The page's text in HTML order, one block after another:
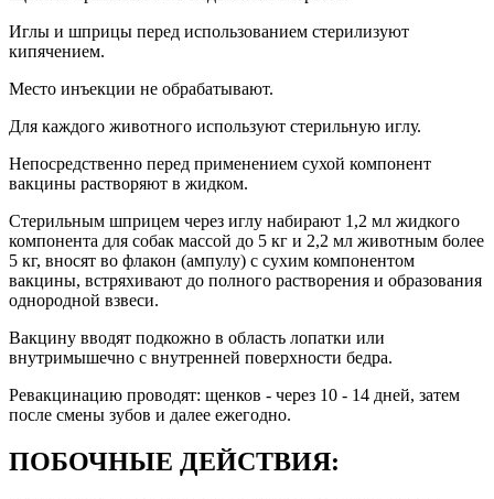
Иглы и шприцы перед использованием стерилизуют
кипячением.
Место инъекции не обрабатывают.
Для каждого животного используют стерильную иглу.
Непосредственно перед применением сухой компонент
вакцины растворяют в жидком.
Стерильным шприцем через иглу набирают 1,2 мл жидкого
компонента для собак массой до 5 кг и 2,2 мл животным более
5 кг, вносят во флакон (ампулу) с сухим компонентом
вакцины, встряхивают до полного растворения и образования
однородной взвеси.
Вакцину вводят подкожно в область лопатки или
внутримышечно с внутренней поверхности бедра.
Ревакцинацию проводят: щенков - через 10 - 14 дней, затем
после смены зубов и далее ежегодно.
ПОБОЧНЫЕ ДЕЙСТВИЯ: